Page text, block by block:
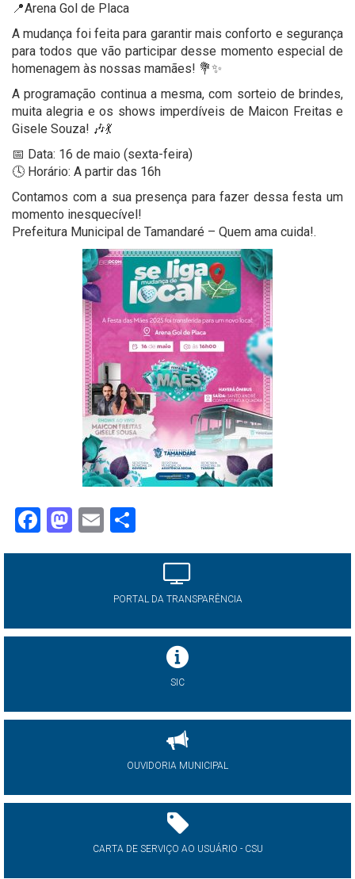
📍Arena Gol de Placa
A mudança foi feita para garantir mais conforto e segurança
para todos que vão participar desse momento especial de
homenagem às nossas mamães! 💐✨
A programação continua a mesma, com sorteio de brindes,
muita alegria e os shows imperdíveis de Maicon Freitas e
Gisele Souza! 🎶💃
📅 Data: 16 de maio (sexta-feira)
🕓 Horário: A partir das 16h
Contamos com a sua presença para fazer dessa festa um
momento inesquecível!
Prefeitura Municipal de Tamandaré – Quem ama cuida!.
Facebook
Mastodon
Email
PORTAL DA TRANSPARÊNCIA
SIC
OUVIDORIA MUNICIPAL
CARTA DE SERVIÇO AO USUÁRIO - CSU